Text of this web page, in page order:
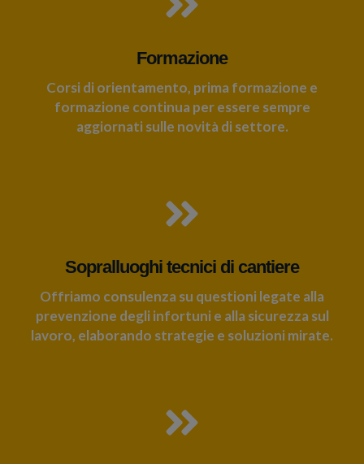
Formazione
Corsi di orientamento, prima formazione e
formazione continua per essere sempre
aggiornati sulle novità di settore.
Sopralluoghi tecnici di cantiere
Offriamo consulenza su questioni legate alla
prevenzione degli infortuni e alla sicurezza sul
lavoro, elaborando strategie e soluzioni mirate.